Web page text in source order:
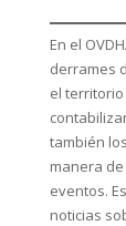
En el
derrames
el
también
manera
eventos.
noticias